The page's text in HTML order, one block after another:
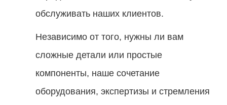
обслуживать наших клиентов.
Независимо от того, нужны ли вам
сложные детали или простые
компоненты, наше сочетание
оборудования, экспертизы и стремления